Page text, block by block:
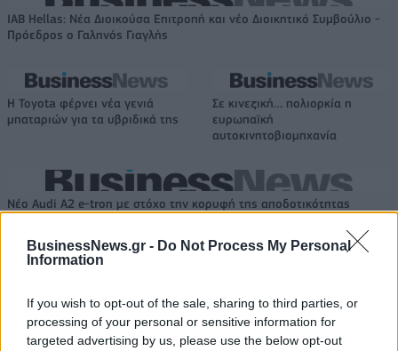
BusinessNews.gr - Do Not Process My Personal
Information
If you wish to opt-out of the sale, sharing to third parties, or
processing of your personal or sensitive information for
targeted advertising by us, please use the below opt-out
IAB Hellas: Νέα Διοικούσα Επιτροπή και νέο Διοικητικό Συμβούλιο -
Πρόεδρος ο Γαληνός Γιαγλής
Η Toyota φέρνει νέα γενιά
μπαταριών για τα υβριδικά της
Σε κινεζική… πολιορκία η
ευρωπαϊκή
αυτοκινητοβιομηχανία
Νέο Audi A2 e-tron με στόχο την κορυφή της αποδοτικότητας
πρεμιέρα, 78-36 την Ιρλανδία
καταστρέφεις» (vid)